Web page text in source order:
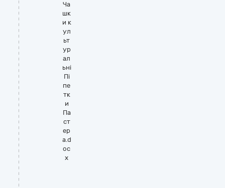
Ча
шк
и к
ул
ьт
ур
ал
ьні
Пі
пе
тк
и
Па
ст
ер
а.d
oc
x